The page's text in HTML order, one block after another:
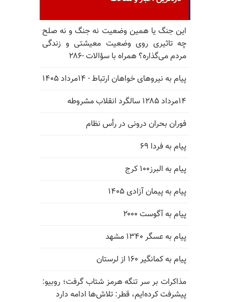
این جنگ یا همین وضعیت نه جنگ و نه صلح
چه تاثیری روی وضعیت معیشتی و زندگی
مردم می‌گذاره؟ همراه با سؤالات -۲۸۶
پیام به نیروهای خواهان ارتباط - ۱۴مرداد ۱۴۰۵
۱۴مرداد ۱۲۸۵ سالگرد انقلاب مشروطه
فوران بحران درونی در رأس نظام
پیام به فردا ۶۹
پیام به البرز۱۰۰ کرج
پیام به پیمان آزادی ۱۴۰۵
پیام به آگوست ۲۰۰۰
پیام به عسگر ۱۳۴۰ مشهد
پیام به کمانگیر ۱۶۰ از لرستان
مذاکرات بر سر تنگه هرمز شتاب گرفت؛ روبیو:
پیشرفت کرده‌ایم، قطر: تلاش‌ها ادامه دارد